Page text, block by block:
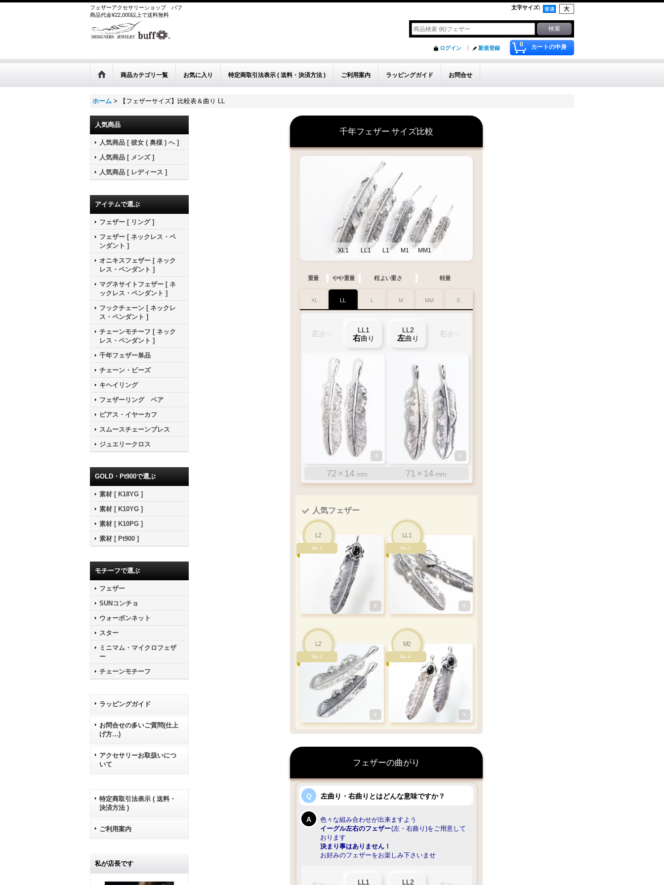
フェザーアクセサリーショップ
バフ
商品代金¥22,000以上で送料無料
文字サイズ:
0 カートの中身
ログイン 新規登録
商品カテゴリ一覧 お気に入り 特定商取引法表示 ( 送料・決済方法 ) ご利用案内 ラッピングガイド お問合せ
ホーム > 【フェザーサイズ】比較表＆曲り LL
人気商品
人気商品 [ 彼女 ( 奥様 ) へ ]
人気商品 [ メンズ ]
人気商品 [ レディース ]
アイテムで選ぶ
フェザー [ リング ]
フェザー [ ネックレス・ペ
ンダント ]
オニキスフェザー [ ネック
レス・ペンダント ]
マグネサイトフェザー [ ネ
ックレス・ペンダント ]
フックチェーン [ ネックレ
ス・ペンダント ]
チェーンモチーフ [ ネック
レス・ペンダント ]
千年フェザー単品
チェーン・ビーズ
キヘイリング
フェザーリング ペア
ピアス・イヤーカフ
スムースチェーンブレス
ジュエリークロス
GOLD・Pt900で選ぶ
素材 [ K18YG ]
素材 [ K10YG ]
素材 [ K10PG ]
素材 [ Pt900 ]
モチーフで選ぶ
フェザー
SUNコンチョ
ウォーボンネット
スター
ミニマム・マイクロフェザ
ー
チェーンモチーフ
ラッピングガイド
お問合せの多いご質問(仕上
げ方…)
アクセサリーお取扱いにつ
いて
特定商取引法表示 ( 送料・
決済方法 )
ご利用案内
私が店長です
千年フェザー サイズ比較
XL1 LL1 L1 M1 MM1
重量 やや重量 程よい重さ 軽量
XL
左 曲り
XL1
右曲り
XL2
左曲り
右曲り
¥ ¥
85 ×15 mm 80 ×15 mm
LL
左 曲り
LL1
右曲り
LL2
左曲り
右曲り
¥ ¥
72 ×14 mm 71 ×14 mm
L
左 曲り 右
60 × 12 60 × 12
M
左 曲り 右
48 × 10 48 × 10
MM
左 曲り 右
40 × 9 40 ×9
S
左寄り
軸右
32 × 7 33 × 7
人気フェザー
L2
No.1
¥
LL1
No.2
¥
L2
No.3
¥
M2
No.4
¥
フェザーの曲がり
左曲り・右曲りとはどんな意味ですか？
色々な組み合わせが出来ますよう
イーグル左右のフェザー(左・右曲り)をご用意して
おります
決まり事はありません！
お好みのフェザーをお楽しみ下さいませ
LL1 LL2